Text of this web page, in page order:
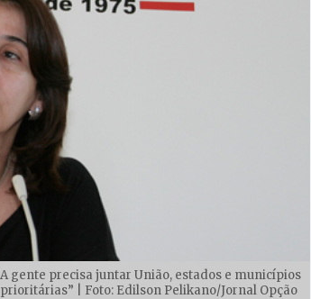
gente precisa juntar União, estados e municípios
| Foto: Edilson Pelikano/Jornal Opção